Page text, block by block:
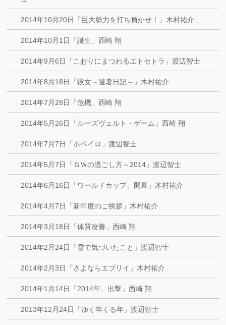
2014年10月20日「巨大勢力を打ち負かせ！」木村祐介
2014年10月1日「誕生」西崎 翔
2014年9月6日「こおりにまつわるエトセトラ」渡辺智士
2014年8月18日「彼女～避暑日記～」木村祐介
2014年7月28日「危機」西崎 翔
2014年5月26日「ルーズヴェルト・ゲーム」西崎 翔
2014年7月7日「ホペイロ」渡辺智士
2014年5月7日「ＧＷの過ごし方～2014」渡辺智士
2014年6月16日「ワールドカップ、開幕」木村祐介
2014年4月7日「新年度のご挨拶」木村祐介
2014年3月18日「体質改善」西崎 翔
2014年2月24日「雪で気づいたこと」渡辺智士
2014年2月3日「さよならエブリイ」木村祐介
2014年1月14日「2014年、出撃」西崎 翔
2013年12月24日「ゆく年くる年」渡辺智士